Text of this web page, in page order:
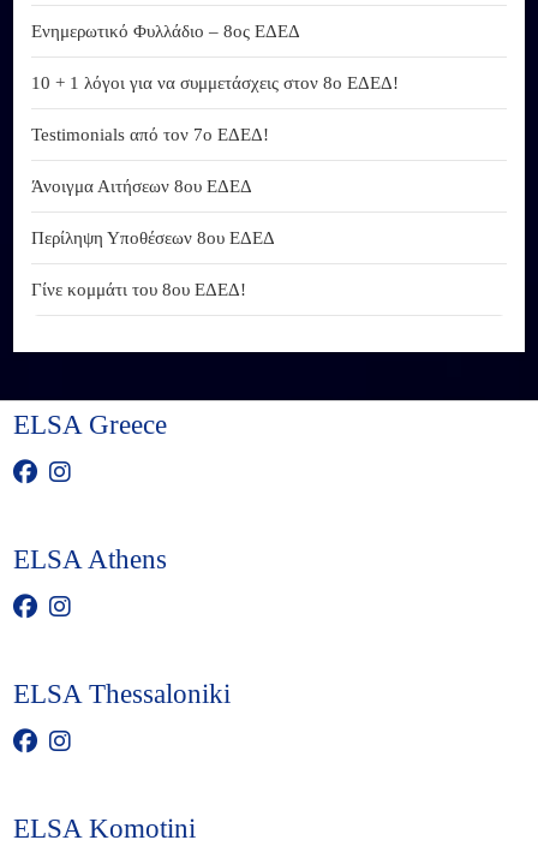
Ενημερωτικό Φυλλάδιο – 8ος ΕΔΕΔ
10 + 1 λόγοι για να συμμετάσχεις στον 8ο ΕΔΕΔ!
Testimonials από τον 7ο ΕΔΕΔ!
Άνοιγμα Αιτήσεων 8ου ΕΔΕΔ
Περίληψη Υποθέσεων 8ου ΕΔΕΔ
Γίνε κομμάτι του 8ου ΕΔΕΔ!
ELSA Greece
ELSA Athens
ELSA Thessaloniki
ELSA Komotini